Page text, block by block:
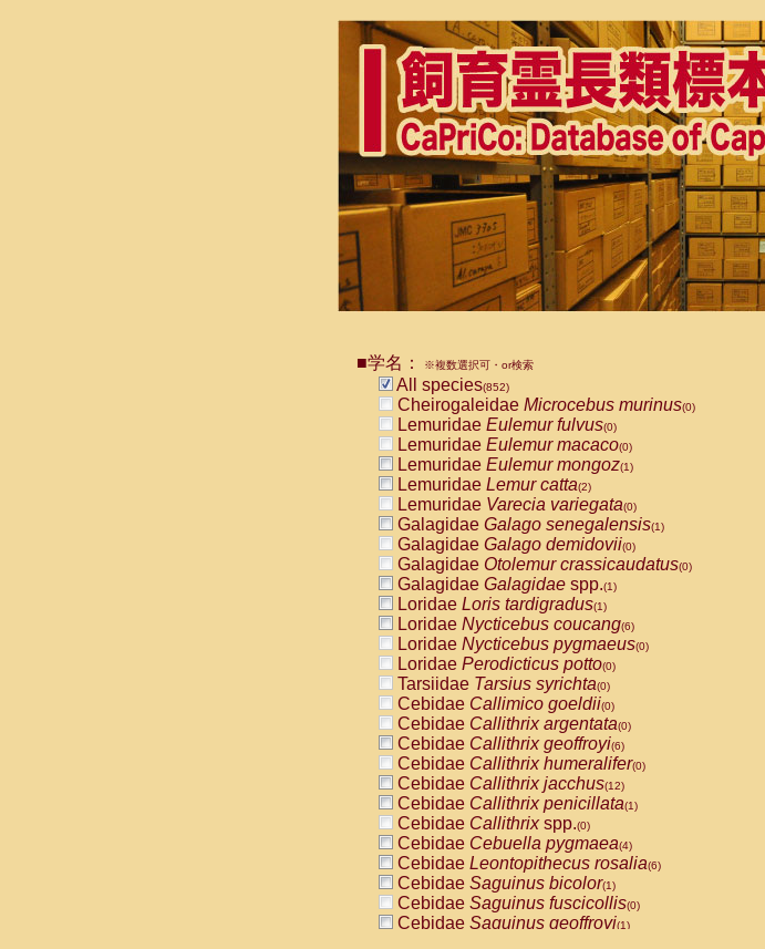
■学名： ※複数選択可・or検索
All species(852)
Cheirogaleidae Microcebus murinus(0)
Lemuridae Eulemur fulvus(0)
Lemuridae Eulemur macaco(0)
Lemuridae Eulemur mongoz(1)
Lemuridae Lemur catta(2)
Lemuridae Varecia variegata(0)
Galagidae Galago senegalensis(1)
Galagidae Galago demidovii(0)
Galagidae Otolemur crassicaudatus(0)
Galagidae Galagidae spp.(1)
Loridae Loris tardigradus(1)
Loridae Nycticebus coucang(6)
Loridae Nycticebus pygmaeus(0)
Loridae Perodicticus potto(0)
Tarsiidae Tarsius syrichta(0)
Cebidae Callimico goeldii(0)
Cebidae Callithrix argentata(0)
Cebidae Callithrix geoffroyi(6)
Cebidae Callithrix humeralifer(0)
Cebidae Callithrix jacchus(12)
Cebidae Callithrix penicillata(1)
Cebidae Callithrixspp.(0)
Cebidae Cebuella pygmaea(4)
Cebidae Leontopithecus rosalia(6)
Cebidae Saguinus bicolor(1)
Cebidae Saguinus fuscicollis(0)
Cebidae Saguinus geoffroyi(1)